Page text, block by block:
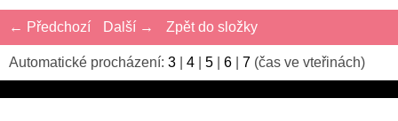
← Předchozí Další → Zpět do složky
Automatické procházení: 3 4 5 6 7 (čas ve vteřinách)